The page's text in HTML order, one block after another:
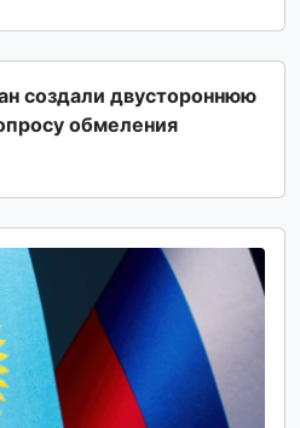
создали двустороннюю
обмеления